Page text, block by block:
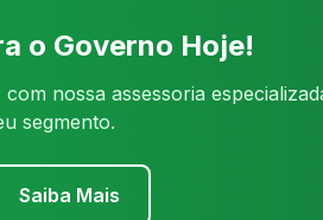
o Governo Hoje!
nossa assessoria
segmento.
Saiba Mais